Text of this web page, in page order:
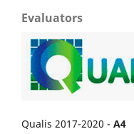
Evaluators
Qualis 2017-2020 - A4